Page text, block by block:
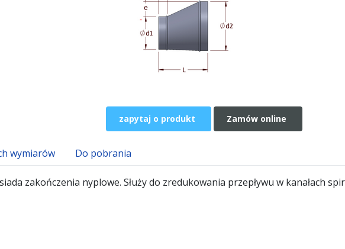
zapytaj o produkt Zamów online
wymiarów Do pobrania
zakończenia nyplowe. Służy do zredukowania przepływu w kanałach